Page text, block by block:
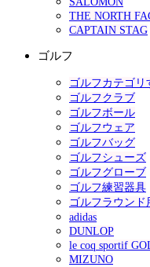
THE NORTH
CAPTAIN STAG
ゴルフ
ゴルフカテゴリ
ゴルフクラブ
ゴルフボール
ゴルフウェア
ゴルフバッグ
ゴルフシューズ
ゴルフグローブ
ゴルフ練習器具
ゴルフラウンド
adidas
DUNLOP
le coq sportif
MIZUNO